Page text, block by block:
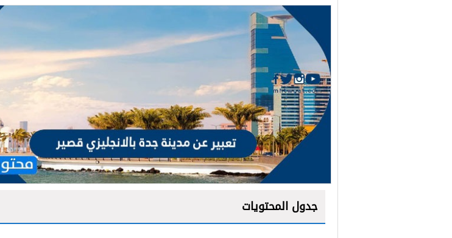
جدول المحتويات